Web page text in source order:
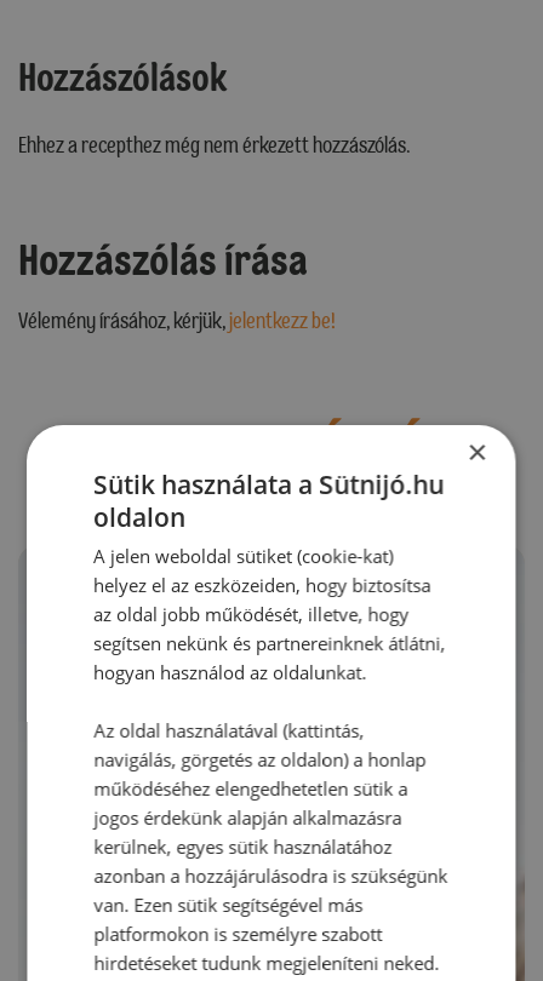
Hozzászólások
Ehhez a recepthez még nem érkezett hozzászólás.
Hozzászólás írása
Vélemény írásához, kérjük,jelentkezz be!
×
Sütik használata a Sütnijó.hu
oldalon
A jelen weboldal sütiket (cookie-kat)
helyez el az eszközeiden, hogy biztosítsa
az oldal jobb működését, illetve, hogy
segítsen nekünk és partnereinknek átlátni,
hogyan használod az oldalunkat.
Az oldal használatával (kattintás,
navigálás, görgetés az oldalon) a honlap
működéséhez elengedhetetlen sütik a
jogos érdekünk alapján alkalmazásra
kerülnek, egyes sütik használatához
azonban a hozzájárulásodra is szükségünk
van. Ezen sütik segítségével más
platformokon is személyre szabott
hirdetéseket tudunk megjeleníteni neked.